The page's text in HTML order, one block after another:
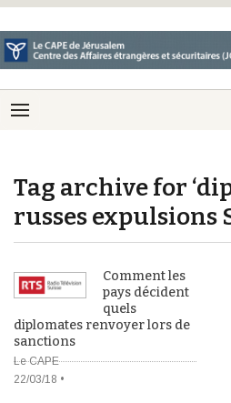
Tag archive for
russes expulsions
Comment les
pays décident
quels
diplomates renvoyer lors de
sanctions
Le CAPE
22/03/18 •